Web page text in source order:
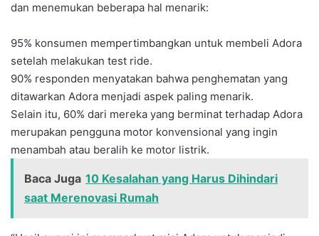
dan menemukan beberapa hal menarik:
95% konsumen mempertimbangkan untuk membeli Adora
setelah melakukan test ride.
90% responden menyatakan bahwa penghematan yang
ditawarkan Adora menjadi aspek paling menarik.
Selain itu, 60% dari mereka yang berminat terhadap Adora
merupakan pengguna motor konvensional yang ingin
menambah atau beralih ke motor listrik.
Baca Juga 10 Kesalahan yang Harus Dihindari
saat Merenovasi Rumah